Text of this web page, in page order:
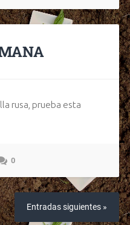
rusa, prueba esta
0
Entradas siguientes »